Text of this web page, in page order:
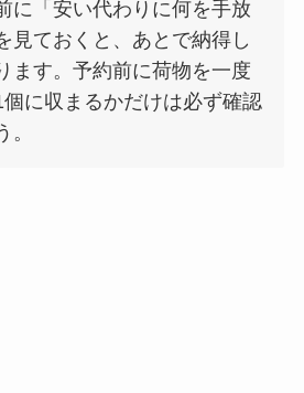
に「安い代わりに何を手放
見ておくと、あとで納得し
ます。予約前に荷物を一度
に収まるかだけは必ず確認
。